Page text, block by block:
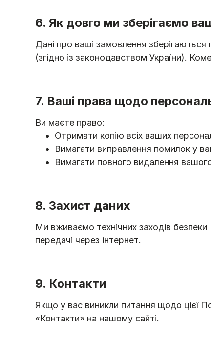
6. Як довго ми зберігаємо
Дані про ваші замовлення
(згідно із законодавством України).
7. Ваші права щодо
Ви маєте право:
Отримати копію всіх ваших
Вимагати виправлення помилок у
Вимагати повного видалення
8. Захист даних
Ми вживаємо технічних заходів
передачі через інтернет.
9. Контакти
Якщо у вас виникли питання щодо цієї
«Контакти» на нашому сайті.